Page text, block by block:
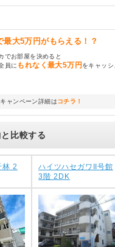
最大5万円がもらえる！？
でお部屋を決めると
員に もれなく最大5万円 をキャッ
キャンペーン詳細はコチラ！
比較する
林 2
ハイツハセガワII号館
3階 2DK